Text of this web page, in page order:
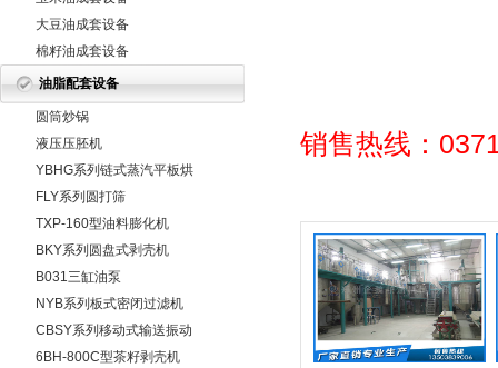
大豆油成套设备
棉籽油成套设备
油脂配套设备
圆筒炒锅
液压压胚机
YBHG系列链式蒸汽平板烘
FLY系列圆打筛
TXP-160型油料膨化机
BKY系列圆盘式剥壳机
B031三缸油泵
NYB系列板式密闭过滤机
CBSY系列移动式输送振动
清理筛6BH-800C型茶籽剥壳机
销售热线：